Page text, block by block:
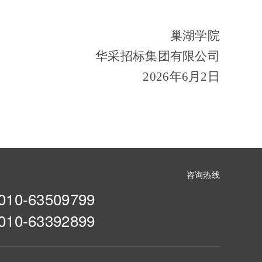
巢湖学院
华采招标集团有限公司
2026年6月2日
咨询热线
63509799
63392899